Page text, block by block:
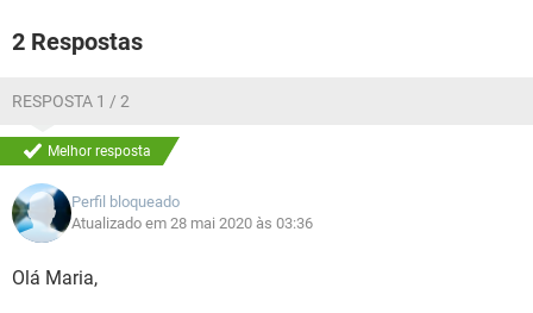
2 Respostas
RESPOSTA 1 / 2
Melhor resposta
Perfil bloqueado
Atualizado em 28 mai 2020 às 03:36
Olá Maria,